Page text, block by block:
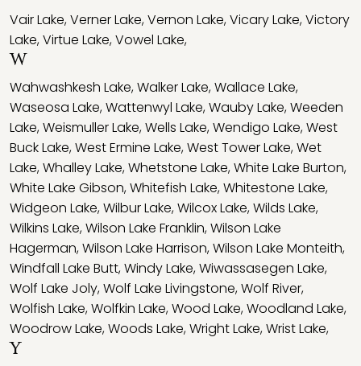
Vair Lake,Verner Lake,Vernon Lake,Vicary Lake,Victory
Lake,Virtue Lake,Vowel Lake,
W
Wahwashkesh Lake,Walker Lake,Wallace Lake,
Waseosa Lake,Wattenwyl Lake,Wauby Lake,Weeden
Lake,Weismuller Lake,Wells Lake,Wendigo Lake,West
Buck Lake,West Ermine Lake,West Tower Lake,Wet
Lake,Whalley Lake,Whetstone Lake,White Lake Burton,
White Lake Gibson,Whitefish Lake,Whitestone Lake,
Widgeon Lake,Wilbur Lake,Wilcox Lake,Wilds Lake,
Wilkins Lake,Wilson Lake Franklin,Wilson Lake
Hagerman,Wilson Lake Harrison,Wilson Lake Monteith,
Windfall Lake Butt,Windy Lake,Wiwassasegen Lake,
Wolf Lake Joly,Wolf Lake Livingstone,Wolf River,
Wolfish Lake,Wolfkin Lake,Wood Lake,Woodland Lake,
Woodrow Lake,Woods Lake,Wright Lake,Wrist Lake,
Y